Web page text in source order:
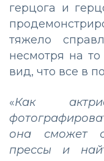
герцога и
тяжело
несмотря на то
вид, что все в
«Как
она сможет
прессы и